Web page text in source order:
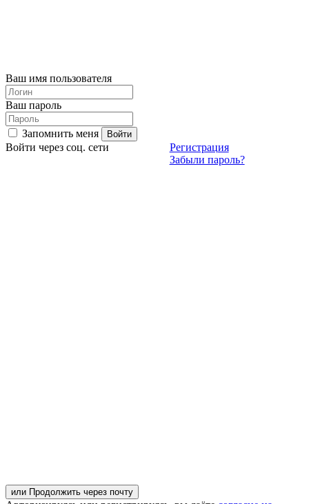
Ваш имя пользователя
Ваш пароль
Запомнить меня
Регистрация
Забыли пароль?
Войти через соц. сети
или Продолжить через почту